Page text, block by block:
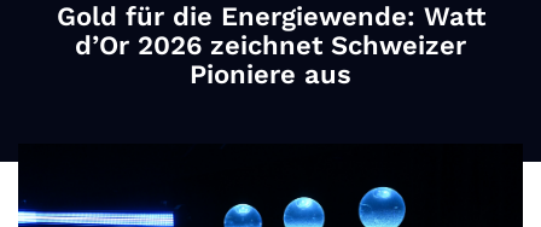
Gold für die Energiewende: Watt
d’Or 2026 zeichnet Schweizer
Pioniere aus